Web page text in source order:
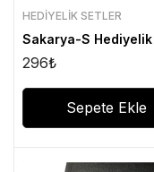
HEDIYELIK SETLER
Sakarya-S
296₺
Sepete Ekle